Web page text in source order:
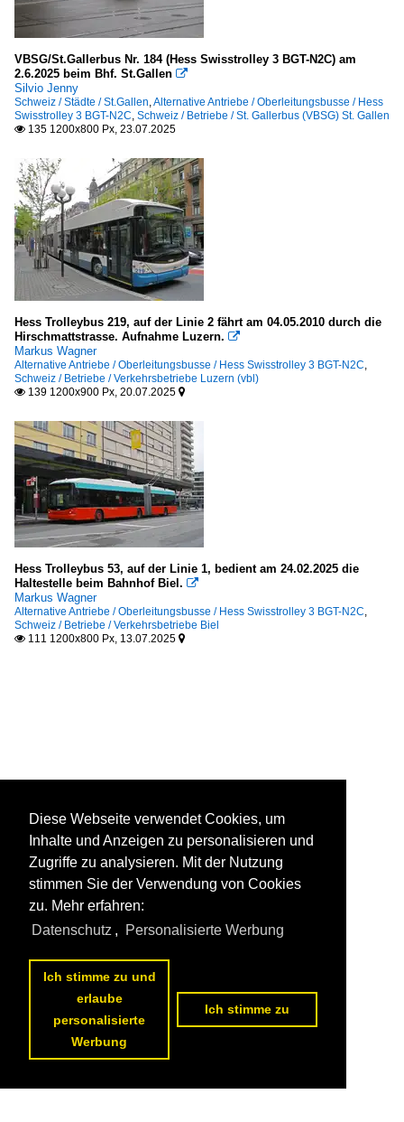
VBSG/St.Gallerbus Nr. 184 (Hess Swisstrolley 3 BGT-N2C) am
2.6.2025 beim Bhf. St.Gallen 
Silvio Jenny
Schweiz / Städte / St.Gallen,Alternative Antriebe / Oberleitungsbusse / Hess
Swisstrolley 3 BGT-N2C, Schweiz / Betriebe / St. Gallerbus (VBSG) St. Gallen
 135 1200x800 Px, 23.07.2025
Hess Trolleybus 219, auf der Linie 2 fährt am 04.05.2010 durch die
Hirschmattstrasse. Aufnahme Luzern. 
Markus Wagner
Alternative Antriebe / Oberleitungsbusse / Hess Swisstrolley 3 BGT-N2C,
Schweiz / Betriebe / Verkehrsbetriebe Luzern (vbl)
 139 1200x900 Px, 20.07.2025 
Hess Trolleybus 53, auf der Linie 1, bedient am 24.02.2025 die
Haltestelle beim Bahnhof Biel. 
Markus Wagner
Alternative Antriebe / Oberleitungsbusse / Hess Swisstrolley 3 BGT-N2C,
Schweiz / Betriebe / Verkehrsbetriebe Biel
 111 1200x800 Px, 13.07.2025 
Diese Webseite verwendet Cookies, um
Inhalte und Anzeigen zu personalisieren und
Zugriffe zu analysieren. Mit der Nutzung
stimmen Sie der Verwendung von Cookies
zu. Mehr erfahren:
Datenschutz , Personalisierte Werbung
Ich stimme zu und
erlaube
personalisierte
Werbung
Ich stimme zu